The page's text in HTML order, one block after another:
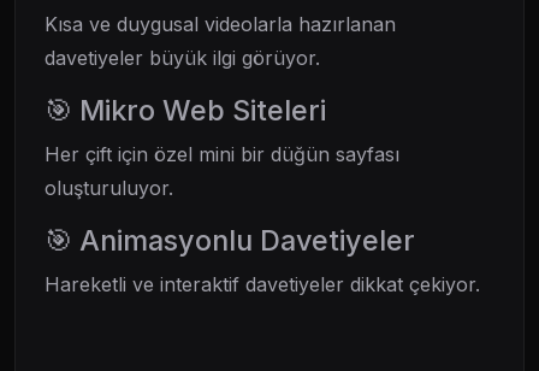
Kısa ve duygusal videolarla hazırlanan
davetiyeler büyük ilgi görüyor.
🎯 Mikro Web Siteleri
Her çift için özel mini bir düğün sayfası
oluşturuluyor.
🎯 Animasyonlu Davetiyeler
Hareketli ve interaktif davetiyeler dikkat çekiyor.